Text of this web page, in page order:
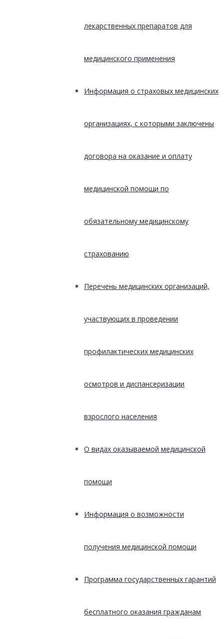
лекарственных препаратов для
медицинского применения
Информация о страховых медицинских
организациях, с которыми заключены
договора на оказание и оплату
медицинской помощи по
обязательному медицинскому
страхованию
Перечень медицинских организаций,
участвующих в проведении
профилактических медицинских
осмотров и диспансеризации
взрослого населения
О видах оказываемой медицинской
помощи
Информация о возможности
получения медицинской помощи
Программа государственных гарантий
бесплатного оказания гражданам